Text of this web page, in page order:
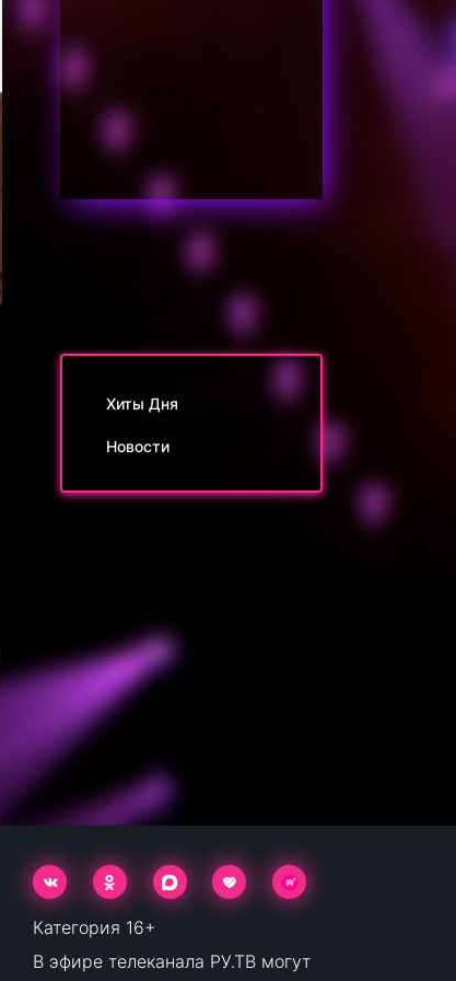
Хиты Дня
Новости
Категория 16+
В эфире телеканала РУ.ТВ могут